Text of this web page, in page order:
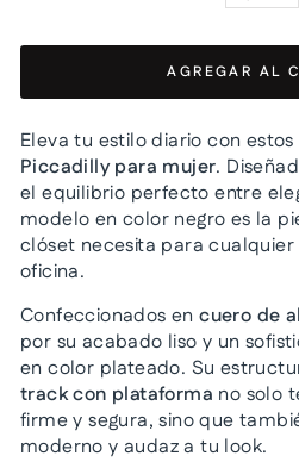
AGREGAR AL
Eleva tu estilo diario con estos
Piccadilly para mujer.
el equilibrio perfecto entre
modelo en color negro es la
clóset necesita para
oficina.
Confeccionados encuero de
por su acabado liso y un
en color plateado. Su
track con plataforma no solo
firme y segura, sino que
moderno y audaz a tu look.